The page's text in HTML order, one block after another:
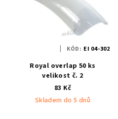
Royal overlap 50 ks
velikost č. 2
83 Kč
Skladem do 5 dnů
KÓD: EI 04-302